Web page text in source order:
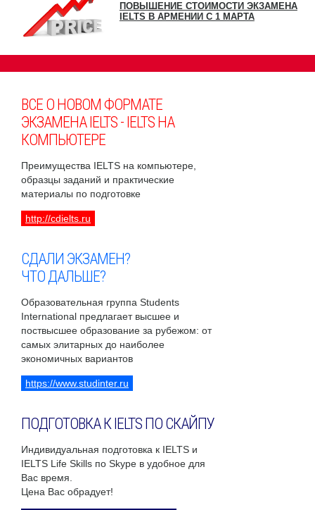
ПОВЫШЕНИЕ СТОИМОСТИ ЭКЗАМЕНА
IELTS В АРМЕНИИ С 1 МАРТА
ВСЕ О НОВОМ ФОРМАТЕ
ЭКЗАМЕНА IELTS - IELTS НА
КОМПЬЮТЕРЕ
Преимущества IELTS на компьютере,
образцы заданий и практические
материалы по подготовке
http://cdielts.ru
СДАЛИ ЭКЗАМЕН?
ЧТО ДАЛЬШЕ?
Образовательная группа Students
International предлагает высшее и
поствысшее образование за рубежом: от
самых элитарных до наиболее
экономичных вариантов
https://www.studinter.ru
ПОДГОТОВКА К IELTS ПО СКАЙПУ
Индивидуальная подготовка к IELTS и
IELTS Life Skills по Skype в удобное для
Вас время.
Цена Вас обрадует!